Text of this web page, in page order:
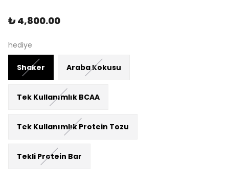
₺ 4,800.00
hediye
Shaker Araba Kokusu
Tek Kullanımlık BCAA
Tek Kullanımlık Protein Tozu
Tekli Protein Bar